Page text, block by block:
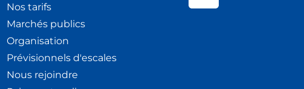
Nos tarifs
Marchés publics
Organisation
Prévisionnels d'escales
Nous rejoindre